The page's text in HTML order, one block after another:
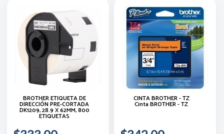
BROTHER ETIQUETA DE
DIRECCIÓN PRE-CORTADA
DK1209, 28.9 X 62MM, 800
ETIQUETAS
CINTA BROTHER - TZ
Cinta BROTHER - TZ